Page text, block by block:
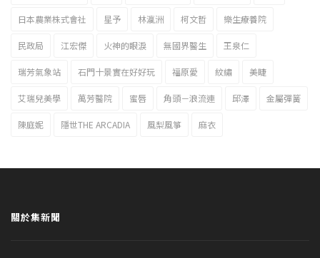
日本農業株式會社 星予 林瀛洲 柯文哲 樂生療養院
民政局 江宏傑 火神的眼淚 無國界醫生 王泉仁
瑞芳氣象站 石門十景實在好好玩 福原愛 紋繡 美睫
艾瑞兒美學 萬芳醫院 蜜唇 角頭－浪流連 邱澤 金屬彈簧
陳庭妮 隱世THE ARCADIA 風梨風箏 麻衣
關於集新聞